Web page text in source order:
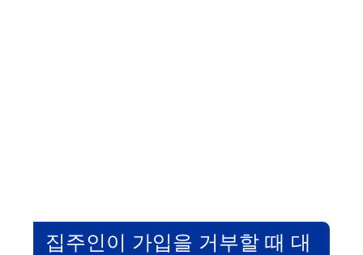
집주인이 가입을 거부할 때 대